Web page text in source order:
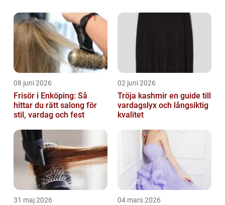
och skydda mot yttre påfrestningar som to...
08 juni 2026
Frisör i Enköping: Så
hittar du rätt salong för
stil, vardag och fest
02 juni 2026
Tröja kashmir en guide till
vardagslyx och långsiktig
kvalitet
31 maj 2026 04 mars 2026